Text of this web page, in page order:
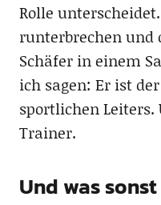
Rolle
runterbrechen und
Schäfer in einem
ich sagen: Er ist
sportlichen Leiters.
Trainer.
Und was